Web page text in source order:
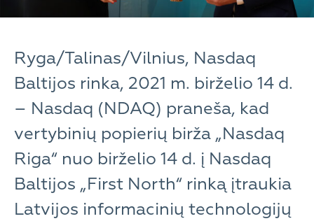
Ryga/Talinas/Vilnius, Nasdaq
Baltijos rinka, 2021 m. birželio 14 d.
– Nasdaq (NDAQ) praneša, kad
vertybinių popierių birža „Nasdaq
Riga“ nuo birželio 14 d. į Nasdaq
Baltijos „First North“ rinką įtraukia
Latvijos informacinių technologijų